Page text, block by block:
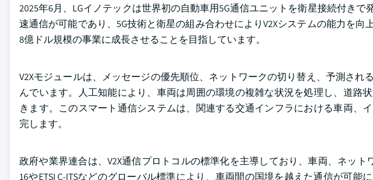
2025年6月、LGイノテックは世界初の自動車用5G通信ユニットを衛星接続付き
速通信が可能であり、5G技術と衛星の組み合わせによりV2Xシステムの能力を
8億ドル規模の事業に成長させることを目指しています。
V2Xモジュールは、メッセージの優先順位、ネットワークの切り替え、予測さ
んでいます。人工知能により、車両は周囲の環境の複雑な状況を処理し、道路
きます。このスマート通信システムは、関連する交通インフラにおける車両、
完します。
政府や業界連合は、V2X通信プロトコルの標準化を主導しており、車両、ネット
16やETSI C-ITSなどのグローバル標準により、車両間の国境を越えた通信が可能